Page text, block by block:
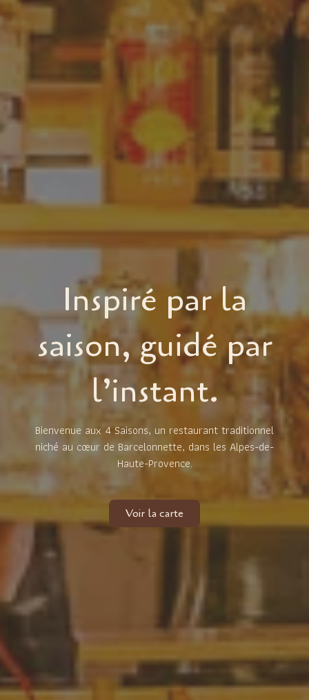
Inspiré par la
saison, guidé par
l’instant.
Bienvenue aux 4 Saisons, un restaurant traditionnel
niché au cœur de Barcelonnette, dans les Alpes-de-
Haute-Provence.
Voir la carte